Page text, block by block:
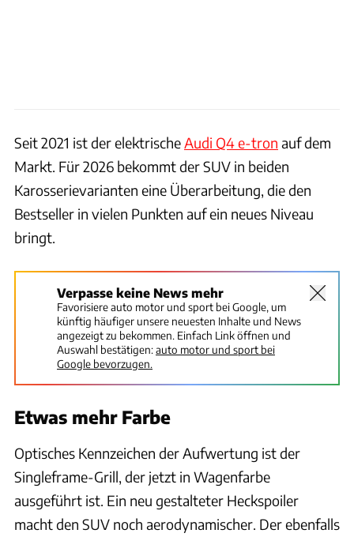
Seit 2021 ist der elektrischeAudi Q4 e-tron auf dem
Markt. Für 2026 bekommt der SUV in beiden
Karosserievarianten eine Überarbeitung, die den
Bestseller in vielen Punkten auf ein neues Niveau
bringt.
Verpasse keine News mehr
Favorisiere auto motor und sport bei Google, um
künftig häufiger unsere neuesten Inhalte und News
angezeigt zu bekommen. Einfach Link öffnen und
Auswahl bestätigen:auto motor und sport bei
Google bevorzugen.
Etwas mehr Farbe
Optisches Kennzeichen der Aufwertung ist der
Singleframe-Grill, der jetzt in Wagenfarbe
ausgeführt ist. Ein neu gestalteter Heckspoiler
macht den SUV noch aerodynamischer. Der ebenfalls